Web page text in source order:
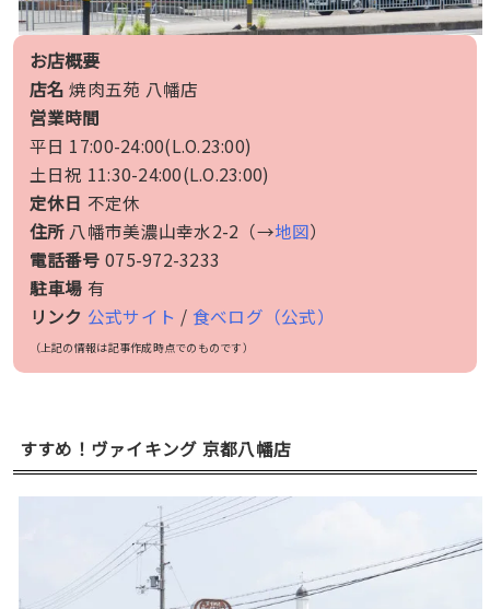
お店概要
店名 焼肉五苑 八幡店
営業時間
平日 17:00-24:00(L.O.23:00)
土日祝 11:30-24:00(L.O.23:00)
定休日 不定休
住所 八幡市美濃山幸水2-2（→地図）
電話番号 075-972-3233
駐車場 有
リンク 公式サイト / 食べログ（公式）
（上記の情報は記事作成時点でのものです）
すすめ！ヴァイキング 京都八幡店